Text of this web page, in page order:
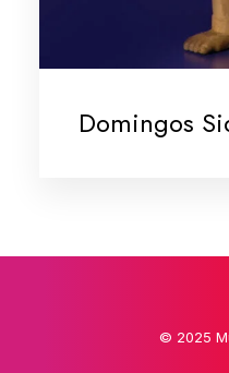
Domingos
© 2025